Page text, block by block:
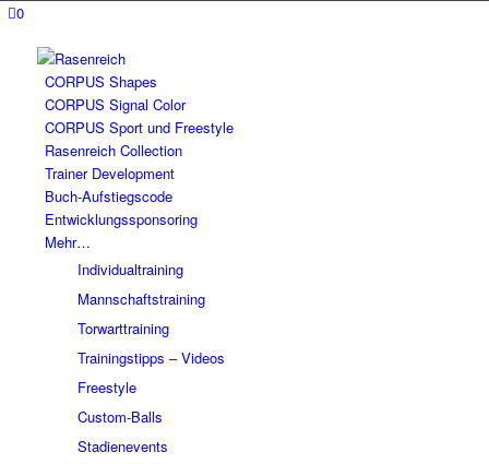
0
CORPUS Shapes
CORPUS Signal Color
CORPUS Sport und Freestyle
Rasenreich Collection
Trainer Development
Buch-Aufstiegscode
Entwicklungssponsoring
Mehr…
Individualtraining
Mannschaftstraining
Torwarttraining
Trainingstipps – Videos
Freestyle
Custom-Balls
Stadienevents